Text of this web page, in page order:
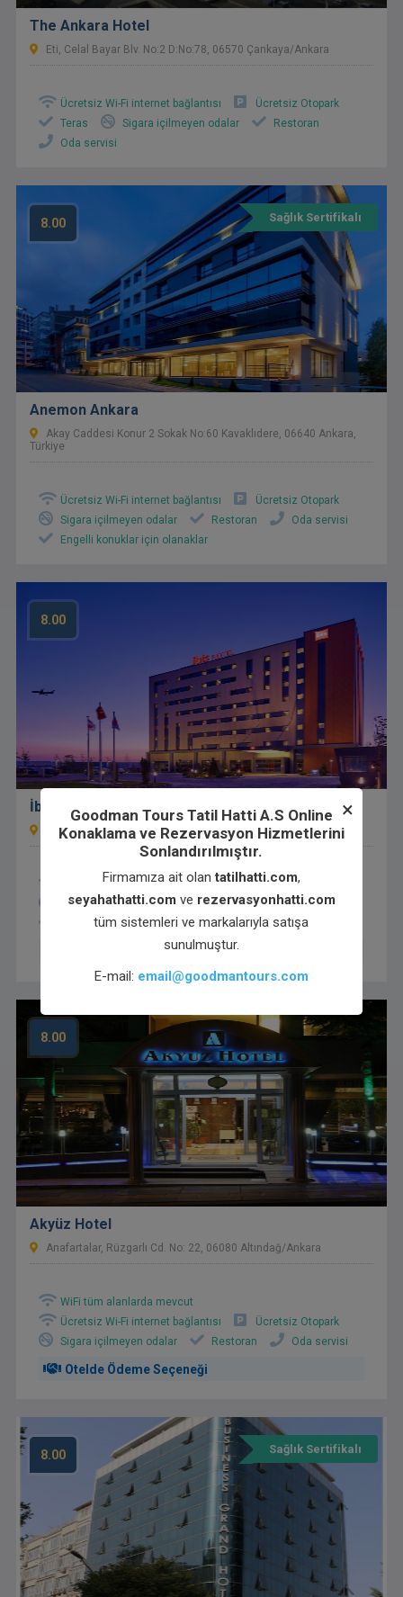
The Ankara Hotel
Eti, Celal Bayar Blv. No:2 D:No:78, 06570 Çankaya/Ankara
Ücretsiz Wi-Fi internet bağlantısı
Ücretsiz Otopark
Teras
Sigara içilmeyen odalar
Restoran
Oda servisi
8.00 Sağlık Sertifikalı
Anemon Ankara
Akay Caddesi Konur 2 Sokak No:60 Kavaklıdere, 06640 Ankara,
Türkiye
Ücretsiz Wi-Fi internet bağlantısı
Ücretsiz Otopark
Sigara içilmeyen odalar
Restoran
Oda servisi
Engelli konuklar için olanaklar
8.00
İbis Ankara Airport Hotel
Balikhisar Mah Ozal Bulvari 6750 , 06750 Esenboğa, Türkiye
WiFi tüm alanlarda mevcut
Ücretsiz Otopark
Sigara içilmeyen odalar
Oda servisi
Engelli konuklar için olanaklar
Bar
Otelde Ödeme Seçeneği
8.00
Akyüz Hotel
Anafartalar, Rüzgarlı Cd. No: 22, 06080 Altındağ/Ankara
WiFi tüm alanlarda mevcut
Ücretsiz Wi-Fi internet bağlantısı
Ücretsiz Otopark
Sigara içilmeyen odalar
Restoran Oda servisi
Otelde Ödeme Seçeneği
8.00 Sağlık Sertifikalı
×
Goodman Tours Tatil Hatti A.S Online
Konaklama ve Rezervasyon Hizmetlerini
Sonlandırılmıştır.
Firmamıza ait olantatilhatti.com,
seyahathatti.com ve rezervasyonhatti.com
tüm sistemleri ve markalarıyla satışa
sunulmuştur.
E-mail: email@goodmantours.com